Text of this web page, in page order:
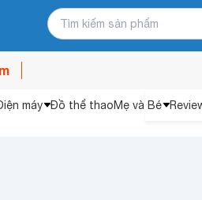
máy Đồ thể thaoMẹ và Bé